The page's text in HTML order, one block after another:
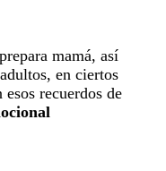
mamá, así
en ciertos
recuerdos de